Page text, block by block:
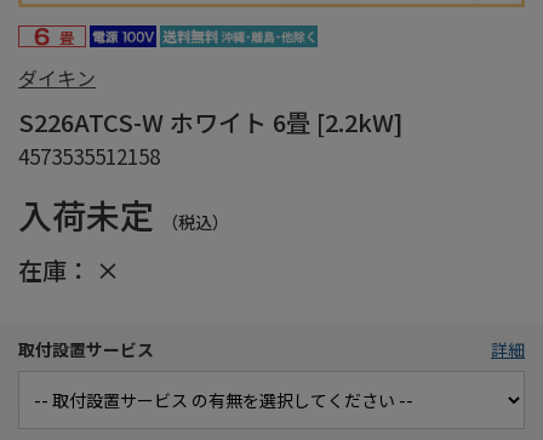
ダイキン
S226ATCS-W ホワイト 6畳 [2.2kW]
4573535512158
入荷未定 （税込）
在庫： ×
取付設置サービス 詳細